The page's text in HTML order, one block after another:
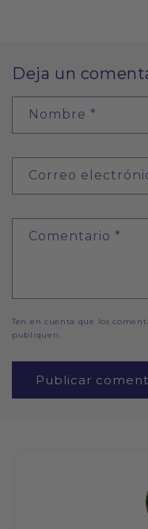
Deja un
Nombre *
Correo
Comentario *
Ten en cuenta que los
publiquen.